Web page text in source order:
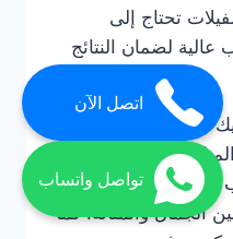
تحتاج إلى
لضمان النتائج
فلل راس الخيمة
تحضير
البلاط بشكل متناسق
الجمال والمتانة. كما
اتصل الآن
تواصل واتساب